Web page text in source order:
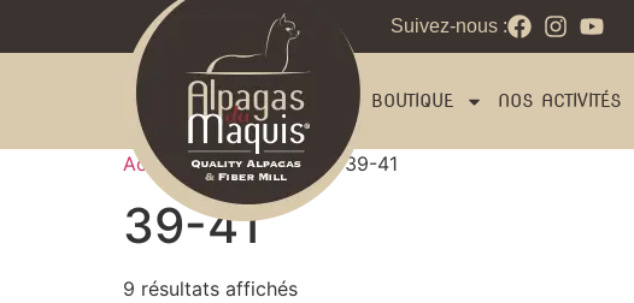
Suivez-nous :
BOUTIQUE NOS ACTIVITÉS
Accueil / Product Size / 39-41
39-41
9 résultats affichés